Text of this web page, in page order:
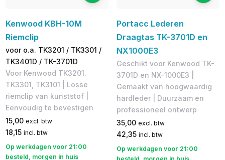
Kenwood KBH-10M
Riemclip
voor o.a. TK3201 / TK3301 /
TK3401D / TK-3701D
Voor Kenwood TK3201.
TK3301, TK3101 | Losse
riemclip van kunststof |
Eenvoudig te bevestigen
15,00 excl. btw
18,15 incl. btw
Op werkdagen voor 21:00
besteld, morgen in huis
Portacc Lederen
Draagtas TK-3701D en
NX1000E3
Geschikt voor Kenwood TK-
3701D en NX-1000E3 |
Gemaakt van hoogwaardig
hardleder | Duurzaam en
professioneel ontwerp
35,00 excl. btw
42,35 incl. btw
Op werkdagen voor 21:00